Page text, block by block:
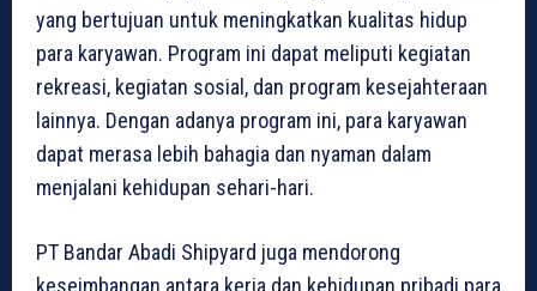
yang bertujuan untuk meningkatkan kualitas hidup
para karyawan. Program ini dapat meliputi kegiatan
rekreasi, kegiatan sosial, dan program kesejahteraan
lainnya. Dengan adanya program ini, para karyawan
dapat merasa lebih bahagia dan nyaman dalam
menjalani kehidupan sehari-hari.
PT Bandar Abadi Shipyard juga mendorong
keseimbangan antara kerja dan kehidupan pribadi para